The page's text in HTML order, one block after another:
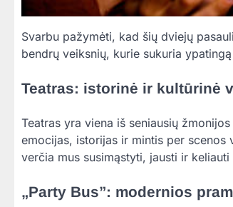
Svarbu pažymėti, kad šių dviejų
bendrų veiksnių, kurie sukuria
Teatras: istorinė ir kultūrinė
Teatras yra viena iš seniausių
emocijas, istorijas ir mintis per scenos
verčia mus susimąstyti, jausti ir
„Party Bus”: modernios